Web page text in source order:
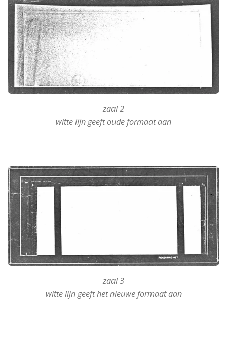
zaal 2
witte lijn geeft oude formaat aan
zaal 3
witte lijn geeft het nieuwe formaat aan